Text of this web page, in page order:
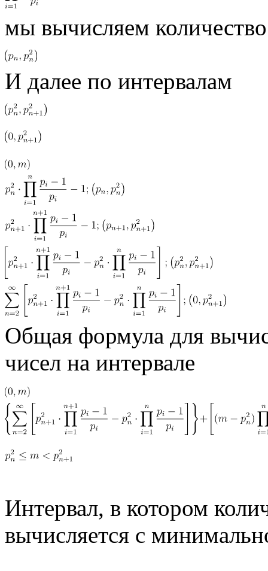
мы вычисляем
И далее по интервалам
Общая формула для
чисел на интервале
Интервал, в котором
вычисляется с